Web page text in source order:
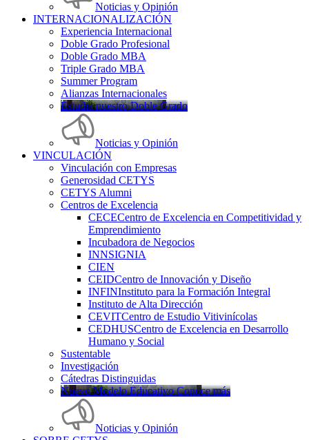
Noticias y Opinión
INTERNACIONALIZACIÓN
Experiencia Internacional
Doble Grado Profesional
Doble Grado MBA
Triple Grado MBA
Summer Program
Alianzas Internacionales
Estudia nuestro Doble Grado
Noticias y Opinión
VINCULACIÓN
Vinculación con Empresas
Generosidad CETYS
CETYS Alumni
Centros de Excelencia
CECECentro de Excelencia en Competitividad y
Emprendimiento
Incubadora de Negocios
INNSIGNIA
CIEN
CEIDCentro de Innovación y Diseño
INFINInstituto para la Formación Integral
Instituto de Alta Dirección
CEVITCentro de Estudio Vitivinícolas
CEDHUSCentro de Excelencia en Desarrollo
Humano y Social
Sustentable
Investigación
Cátedras Distinguidas
Nuevo Modelo Educativo Conoce más
Noticias y Opinión